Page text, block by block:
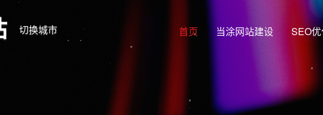
切换城市 首页 当涂网站建设 SEO